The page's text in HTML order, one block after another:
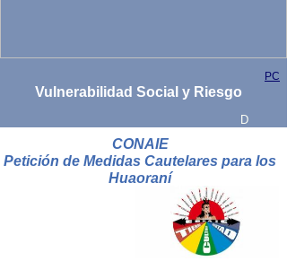
CONAIE
Petición de Medidas Cautelares para los
Huaoraní
Vulnerabilidad Social y Riesgo
PC
D